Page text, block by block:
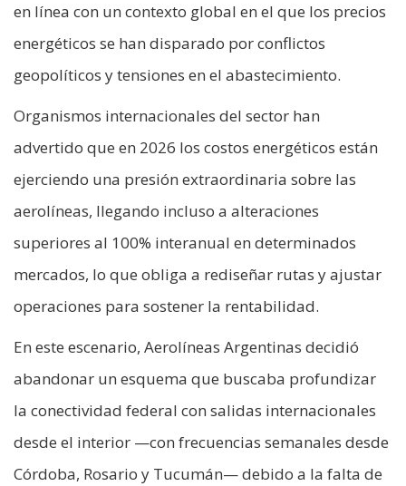
en línea con un contexto global en el que los precios
energéticos se han disparado por conflictos
geopolíticos y tensiones en el abastecimiento.
Organismos internacionales del sector han
advertido que en 2026 los costos energéticos están
ejerciendo una presión extraordinaria sobre las
aerolíneas, llegando incluso a alteraciones
superiores al 100% interanual en determinados
mercados, lo que obliga a rediseñar rutas y ajustar
operaciones para sostener la rentabilidad.
En este escenario, Aerolíneas Argentinas decidió
abandonar un esquema que buscaba profundizar
la conectividad federal con salidas internacionales
desde el interior —con frecuencias semanales desde
Córdoba, Rosario y Tucumán— debido a la falta de